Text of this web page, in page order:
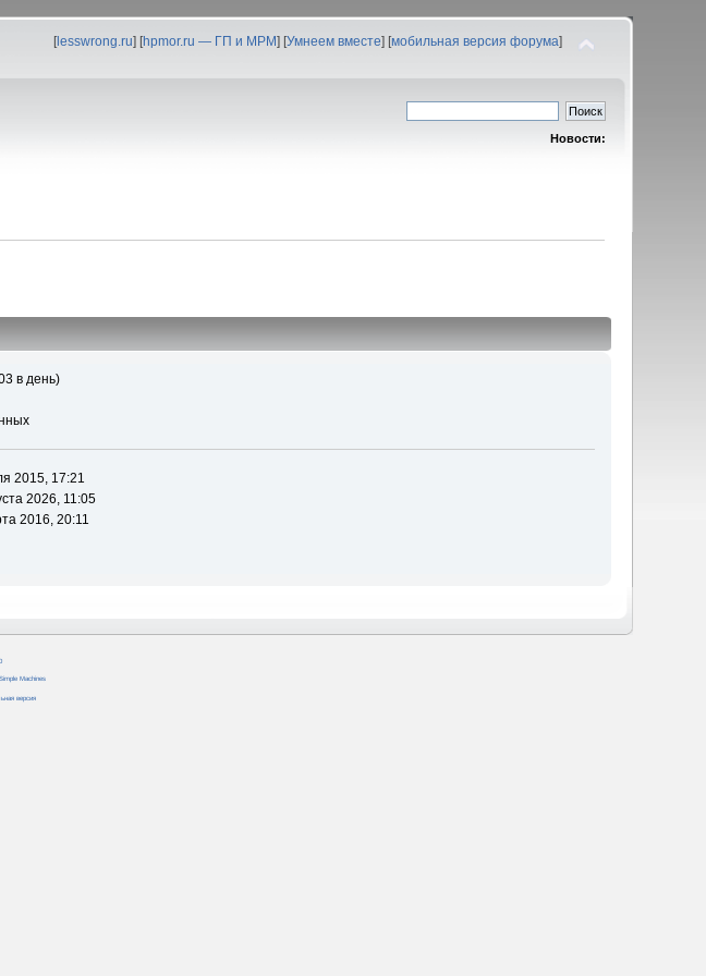
[lesswrong.ru] [hpmor.ru — ГП и МРМ] [Умнеем вместе] [мобильная версия форума]
Новости:
в день)
2015, 17:21
2026, 11:05
2016, 20:11
Simple Machines
версия